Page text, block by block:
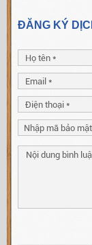
ĐĂNG KÝ